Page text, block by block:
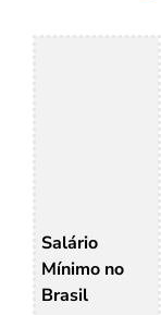
Salário
Mínimo no
Brasil